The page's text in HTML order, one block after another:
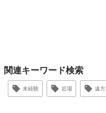
関連キーワード検索
未経験 近場 遠方